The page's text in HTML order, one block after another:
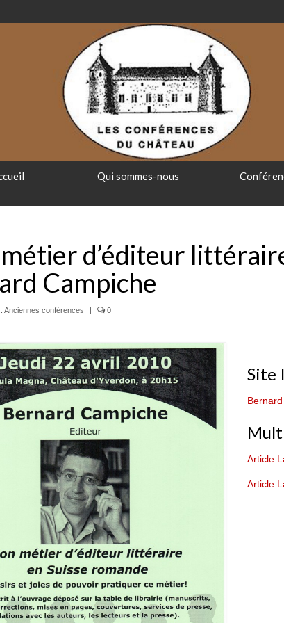
Qui sommes-nous
d’éditeur
Campiche
Anciennes conférences | 0
Site
Article
Article